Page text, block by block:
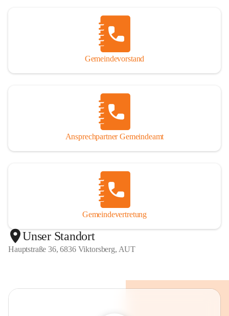
Gemeindevorstand
Ansprechpartner Gemeindeamt
Gemeindevertretung
Unser Standort
Hauptstraße 36, 6836 Viktorsberg, AUT